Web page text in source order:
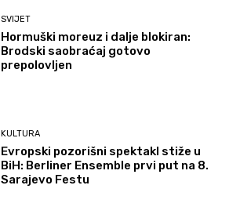
SVIJET
Hormuški moreuz i dalje blokiran:
Brodski saobraćaj gotovo
prepolovljen
KULTURA
Evropski pozorišni spektakl stiže u
BiH: Berliner Ensemble prvi put na 8.
Sarajevo Festu